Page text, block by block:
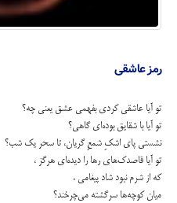
رمز عاشقی
تو آیا عاشقی کردی بفهمی عشق یعنی چه؟
تو آیا با شقایق بوده‌ای گاهی؟
نشستی پای اشکِ شمعِ گریان، تا سحر یک شب؟
تو آیا قاصدک‌های رها را دیده‌ای هرگز ،
که از شرم نبود شاد ‌پیغامی ،
میان کوچه‌ها سرگشته می‌چرخند؟